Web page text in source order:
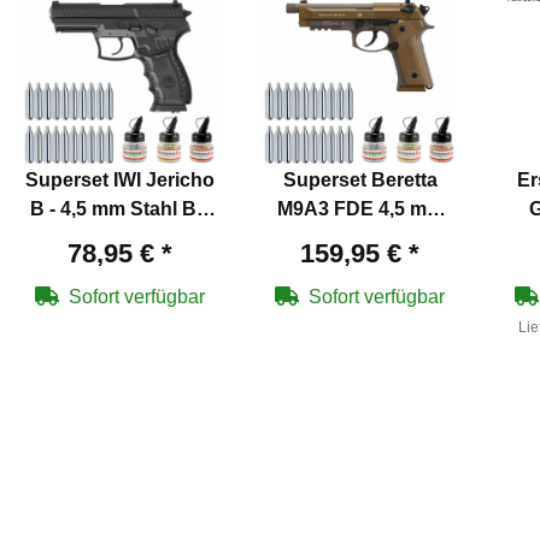
Superset IWI Jericho
B - 4,5 mm Stahl BB
78,95 € *
Sofort verfügbar
Superset Beretta
M9A3 FDE 4,5 mm
Blow Back (P18)
159,95 € *
Sofort verfügbar